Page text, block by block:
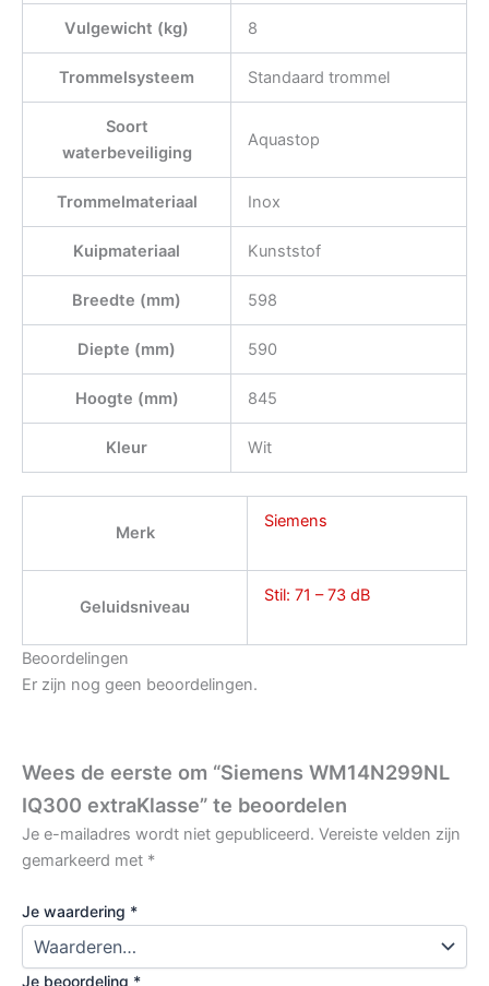
Vulgewicht (kg) 8
Trommelsysteem Standaard trommel
Soort
waterbeveiliging
Aquastop
Trommelmateriaal Inox
Kuipmateriaal Kunststof
Breedte (mm) 598
Diepte (mm) 590
Hoogte (mm) 845
Kleur Wit
Merk
Siemens
Geluidsniveau
Stil: 71 – 73 dB
Beoordelingen
Er zijn nog geen beoordelingen.
Wees de eerste om “Siemens WM14N299NL
IQ300 extraKlasse” te beoordelen
Je e-mailadres wordt niet gepubliceerd. Vereiste velden zijn
gemarkeerd met *
Je waardering *
Je beoordeling *